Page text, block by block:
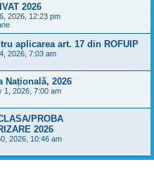
2026
2026, 12:23 pm
aplicarea art. 17 din ROFUIP
2026, 7:03 am
Națională, 2026
1, 2026, 7:00 am
PROBA
2026
2026, 10:46 am